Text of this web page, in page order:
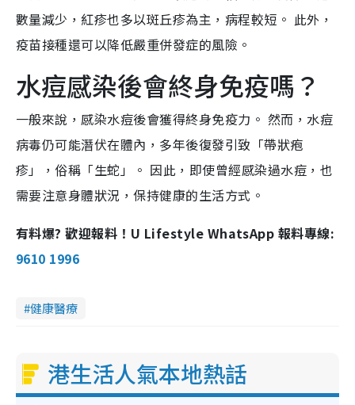
數量減少，紅疹也多以斑丘疹為主，病程較短。 此外，
疫苗接種還可以降低嚴重併發症的風險。
水痘感染後會終身免疫嗎？
一般來說，感染水痘後會獲得終身免疫力。 然而，水痘
病毒仍可能潛伏在體內，多年後復發引致「帶狀疱
疹」，俗稱「生蛇」。 因此，即使曾經感染過水痘，也
需要注意身體狀況，保持健康的生活方式。
有料爆? 歡迎報料！U Lifestyle WhatsApp 報料專線:
9610 1996
健康醫療
港生活人氣本地熱話